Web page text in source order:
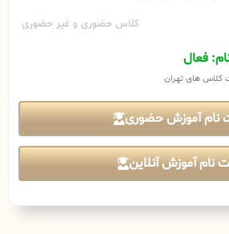
کلاس حضوری و غیر حضوری
فعال
کلاس های تهران
نام آموزش حضوری
نام آموزش آنلاین